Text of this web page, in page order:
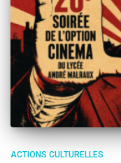
ACTIONS CULTURELLES